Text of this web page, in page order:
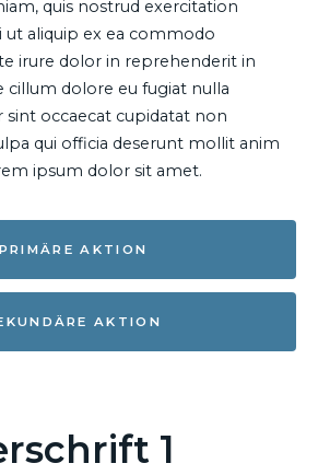
quis nostrud exercitation
ut aliquip ex ea commodo
irure dolor in reprehenderit in
cillum dolore eu fugiat nulla
sint occaecat cupidatat non
qui officia deserunt mollit anim
ipsum dolor sit amet.
PRIMÄRE AKTION
AKTION
1